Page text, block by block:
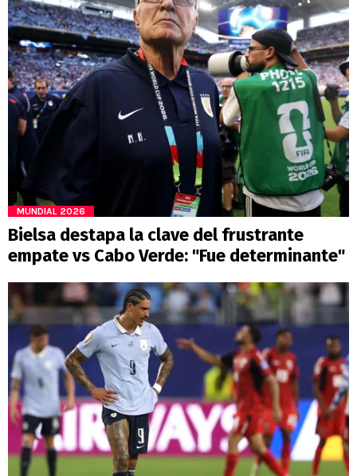
MUNDIAL 2026
Bielsa destapa la clave del frustrante
empate vs Cabo Verde: "Fue determinante"